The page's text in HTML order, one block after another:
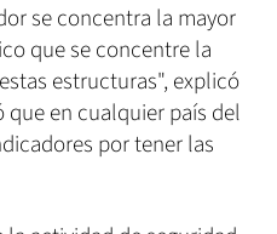
se concentra la mayor
que se concentre la
estructuras", explicó
en cualquier país del
por tener las